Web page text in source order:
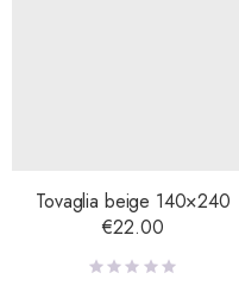
Tovaglia beige 140×240
€22.00